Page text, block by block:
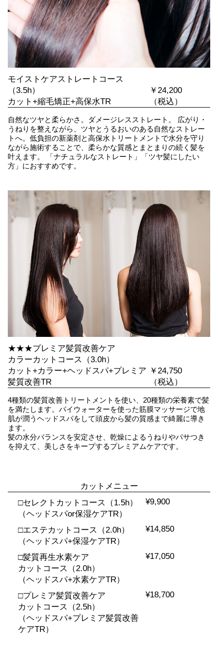
モイストケアストレートコース
（3.5h）
カット+縮毛矯正+高保水TR
￥24,200
（税込）
自然なツヤと柔らかさ。ダメージレスストレート。 広がり・
うねりを整えながら、ツヤとうるおいのある自然なストレー
トへ。低負担の新薬剤と高保水トリートメントで水分を守り
ながら施術することで、柔らかな質感とまとまりの続く髪を
叶えます。 「ナチュラルなストレート」「ツヤ髪にしたい
方」におすすめです。
★★★プレミア髪質改善ケア
カラーカットコース（3.0h）
カット+カラー+ヘッドスパ+プレミア
髪質改善TR
￥24,750
（税込）
4種類の髪質改善トリートメントを使い、20種類の栄養素で髪
を満たします。パイウォーターを使った筋膜マッサージで地
肌が潤うヘッドスパをして頭皮から髪の質感まで綺麗に導き
ます。
髪の水分バランスを安定させ、乾燥によるうねりやパサつき
を抑えて、美しさをキープするプレミアムケアです。
カットメニュー
□セレクトカットコース（1.5h）
（ヘッドスパor保湿ケアTR）
¥9,900
□エステカットコース（2.0h）
（ヘッドスパ+保湿ケアTR）
¥14,850
□髪質再生水素ケア
カットコース（2.0h）
（ヘッドスパ+水素ケアTR）
¥17,050
□プレミア髪質改善ケア
カットコース（2.5h）
（ヘッドスパ+プレミア髪質改善
ケアTR）
¥18,700